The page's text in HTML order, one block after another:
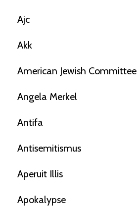
Ajc
Akk
American Jewish Committee
Angela Merkel
Antifa
Antisemitismus
Aperuit Illis
Apokalypse